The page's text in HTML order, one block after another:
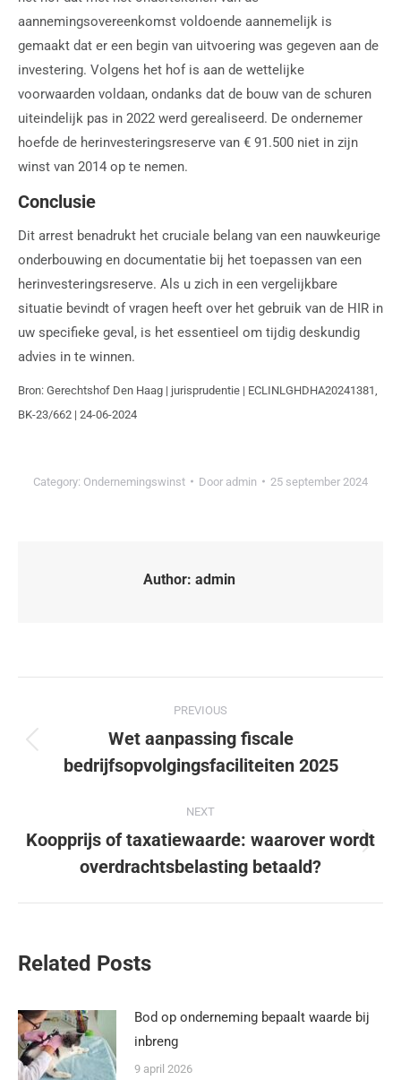
aannemingsovereenkomst voldoende aannemelijk is
gemaakt dat er een begin van uitvoering was gegeven aan de
investering. Volgens het hof is aan de wettelijke
voorwaarden voldaan, ondanks dat de bouw van de schuren
uiteindelijk pas in 2022 werd gerealiseerd. De ondernemer
hoefde de herinvesteringsreserve van € 91.500 niet in zijn
winst van 2014 op te nemen.
Conclusie
Dit arrest benadrukt het cruciale belang van een nauwkeurige
onderbouwing en documentatie bij het toepassen van een
herinvesteringsreserve. Als u zich in een vergelijkbare
situatie bevindt of vragen heeft over het gebruik van de HIR in
uw specifieke geval, is het essentieel om tijdig deskundig
advies in te winnen.
Bron: Gerechtshof Den Haag | jurisprudentie | ECLINLGHDHA20241381,
BK-23/662 | 24-06-2024
Category: Ondernemingswinst Door admin 25 september 2024
Author: admin
PREVIOUS
Wet aanpassing fiscale
bedrijfsopvolgingsfaciliteiten 2025
NEXT
Koopprijs of taxatiewaarde: waarover wordt
overdrachtsbelasting betaald?
Related Posts
Bod op onderneming bepaalt waarde bij
inbreng
9 april 2026